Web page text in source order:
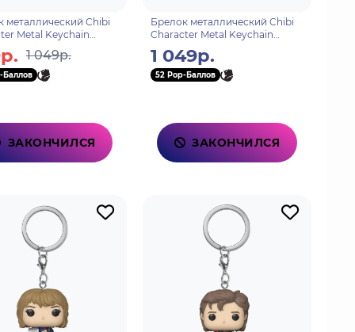
металлический Chibi
Metal Keychain
1 049р.
Баллов
ЗАКОНЧИЛСЯ
Брелок металлический Chibi
Character Metal Keychain
1 049р.
52 Pop-Баллов
ЗАКОНЧИЛСЯ